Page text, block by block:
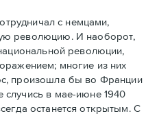
с немцами,
революцию. И наоборот,
революции,
многие из них
произошла бы во Франции
случись в мае-июне 1940
останется открытым. С